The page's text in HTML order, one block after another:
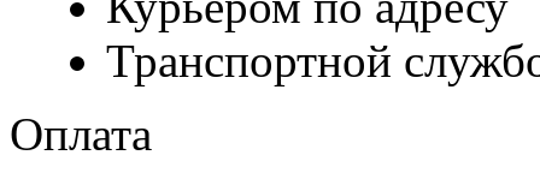
Транспортной
Оплата